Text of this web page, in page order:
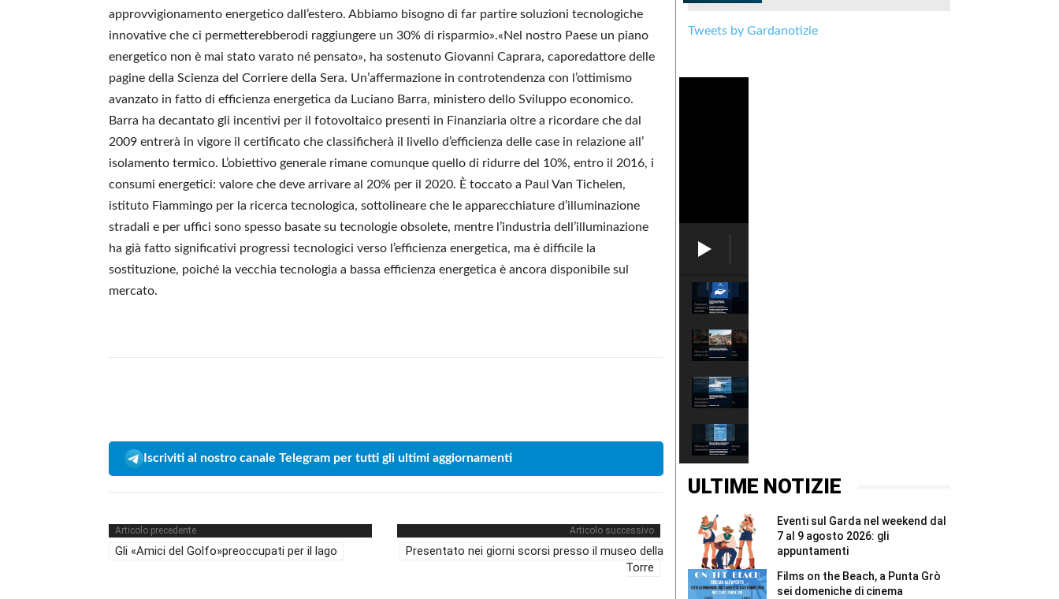
approvvigionamento energetico dall’estero. Abbiamo bisogno di far partire soluzioni tecnologiche
innovative che ci permetterebberodi raggiungere un 30% di risparmio».«Nel nostro Paese un piano
energetico non è mai stato varato né pensato», ha sostenuto Giovanni Caprara, caporedattore delle
pagine della Scienza del Corriere della Sera. Un’affermazione in controtendenza con l’ottimismo
avanzato in fatto di efficienza energetica da Luciano Barra, ministero dello Sviluppo economico.
Barra ha decantato gli incentivi per il fotovoltaico presenti in Finanziaria oltre a ricordare che dal
2009 entrerà in vigore il certificato che classificherà il livello d’efficienza delle case in relazione all’
isolamento termico. L’obiettivo generale rimane comunque quello di ridurre del 10%, entro il 2016, i
consumi energetici: valore che deve arrivare al 20% per il 2020. È toccato a Paul Van Tichelen,
istituto Fiammingo per la ricerca tecnologica, sottolineare che le apparecchiature d’illuminazione
stradali e per uffici sono spesso basate su tecnologie obsolete, mentre l’industria dell’illuminazione
ha già fatto significativi progressi tecnologici verso l’efficienza energetica, ma è difficile la
sostituzione, poiché la vecchia tecnologia a bassa efficienza energetica è ancora disponibile sul
mercato.
Iscriviti al nostro canale Telegram per tutti gli ultimi aggiornamenti
Articolo precedente
Gli «Amici del Golfo»preoccupati per il lago
Articolo successivo
Presentato nei giorni scorsi presso il museo della
Torre
Tweets by Gardanotizie
#Shorts
e
Bracciano
a
Punta
domeniche
cinema
all’aperto
#Shorts
ULTIME NOTIZIE
Eventi sul Garda nel weekend dal
7 al 9 agosto 2026: gli
appuntamenti
Films on the Beach, a Punta Grò
sei domeniche di cinema